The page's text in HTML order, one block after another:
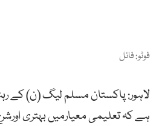
فوٹو: فائل
لاہور: پاکستان مسلم لیگ (ن) کے
ہے کہ تعلیمی معیارمیں بہتری